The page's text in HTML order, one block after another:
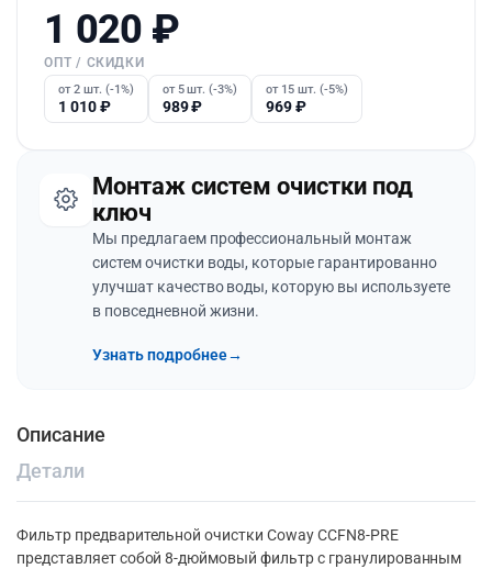
1 020 ₽
ОПТ / СКИДКИ
от 2 шт. (-1%)
1 010₽
от 5 шт. (-3%)
989₽
от 15 шт. (-5%)
969₽
Монтаж систем очистки под
ключ
Мы предлагаем профессиональный монтаж
систем очистки воды, которые гарантированно
улучшат качество воды, которую вы используете
в повседневной жизни.
Узнать подробнее→
Описание
Детали
Фильтр предварительной очистки Coway CCFN8-PRE
представляет собой 8-дюймовый фильтр с гранулированным